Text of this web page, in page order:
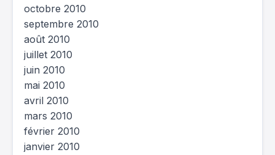
octobre 2010
septembre 2010
août 2010
juillet 2010
juin 2010
mai 2010
avril 2010
mars 2010
février 2010
janvier 2010